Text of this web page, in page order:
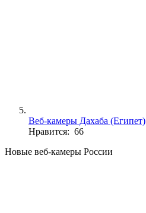
Веб-камеры Дахаба (Египет)
Нравится: 66
Новые веб-камеры России